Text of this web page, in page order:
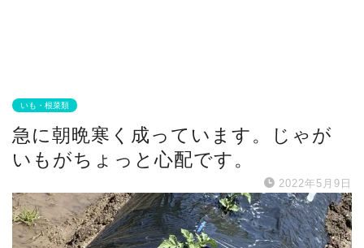
いも・根菜類
急に朝晩寒く成っています。じゃが
いもがちょっと心配です。
2022年5月9日